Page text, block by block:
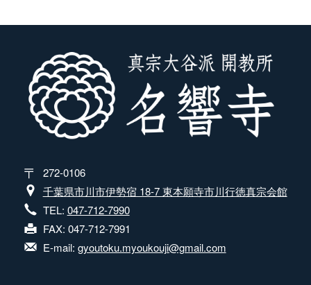
272-0106
千葉県市川市伊勢宿 18-7 東本願寺市川行徳真宗会館
TEL: 047-712-7990
FAX: 047-712-7991
E-mail: gyoutoku.myoukouji@gmail.com